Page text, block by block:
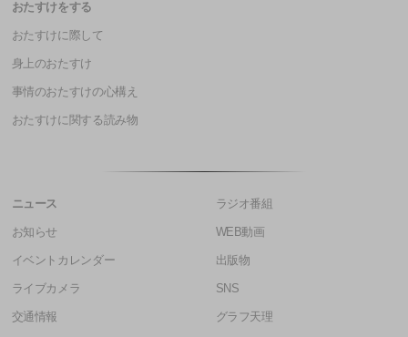
おたすけをする
おたすけに際して
身上のおたすけ
事情のおたすけの心構え
おたすけに関する読み物
ニュース
お知らせ
イベントカレンダー
ライブカメラ
交通情報
ラジオ番組
WEB動画
出版物
SNS
グラフ天理